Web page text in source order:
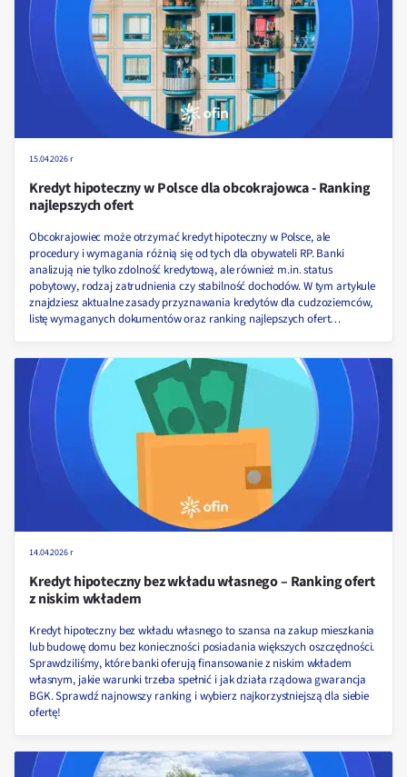
15.04.2026 r
Kredyt hipoteczny w Polsce dla obcokrajowca - Ranking
najlepszych ofert
Obcokrajowiec może otrzymać kredyt hipoteczny w Polsce, ale
procedury i wymagania różnią się od tych dla obywateli RP. Banki
analizują nie tylko zdolność kredytową, ale również m.in. status
pobytowy, rodzaj zatrudnienia czy stabilność dochodów. W tym artykule
znajdziesz aktualne zasady przyznawania kredytów dla cudzoziemców,
listę wymaganych dokumentów oraz ranking najlepszych ofert
14.04.2026 r
Kredyt hipoteczny bez wkładu własnego – Ranking ofert
z niskim wkładem
Kredyt hipoteczny bez wkładu własnego to szansa na zakup mieszkania
lub budowę domu bez konieczności posiadania większych oszczędności.
Sprawdziliśmy, które banki oferują finansowanie z niskim wkładem
własnym, jakie warunki trzeba spełnić i jak działa rządowa gwarancja
BGK. Sprawdź najnowszy ranking i wybierz najkorzystniejszą dla siebie
ofertę!